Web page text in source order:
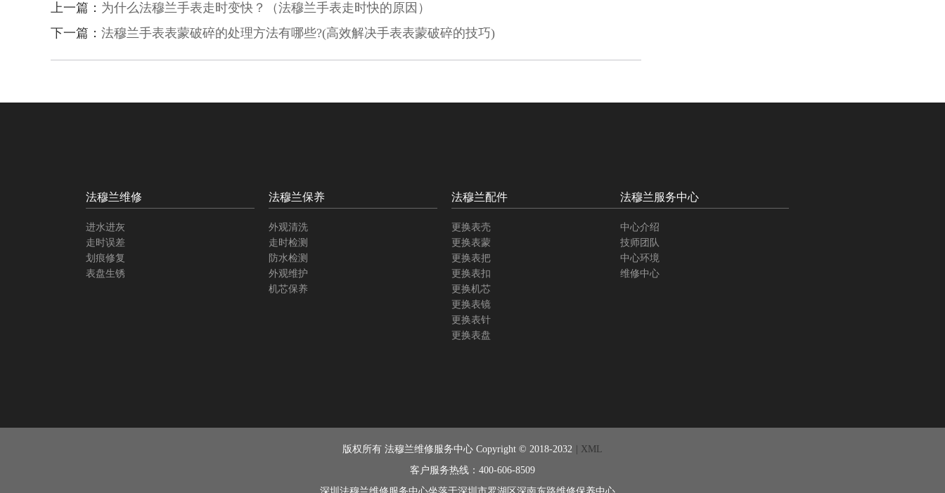
上一篇： 为什么法穆兰手表走时变快？（法穆兰手表走时快的原因）
下一篇： 法穆兰手表表蒙破碎的处理方法有哪些?(高效解决手表表蒙破碎的技巧)
法穆兰维修
进水进灰
走时误差
划痕修复
表盘生锈
法穆兰保养
外观清洗
走时检测
防水检测
外观维护
机芯保养
法穆兰配件
更换表壳
更换表蒙
更换表把
更换表扣
更换机芯
更换表镜
更换表针
更换表盘
法穆兰服务中心
中心介绍
技师团队
中心环境
维修中心
版权所有 法穆兰维修服务中心 Copyright © 2018-2032
| XML
客户服务热线：400-606-8509